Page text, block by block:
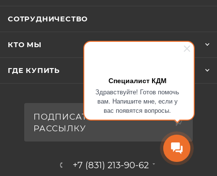
Специалист КДМ
Здравствуйте! Готов помочь
вам. Напишите мне, если у
вас появятся вопросы.
СОТРУДНИЧЕСТВО
КТО МЫ
ГДЕ КУПИТЬ
ПОДПИСАТЬСЯ НА
РАССЫЛКУ
+7 (831) 213-90-62